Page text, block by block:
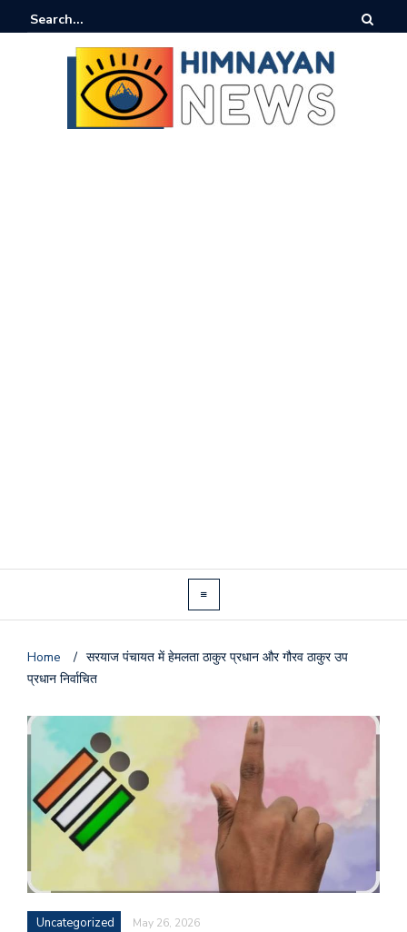
Home / सरयाज पंचायत में हेमलता ठाकुर प्रधान और गौरव ठाकुर उप
प्रधान निर्वाचित
Uncategorized May 26, 2026